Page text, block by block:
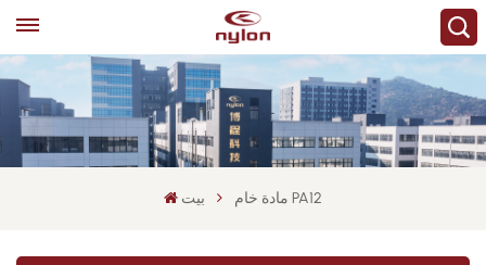
بيت مادة خام PA12